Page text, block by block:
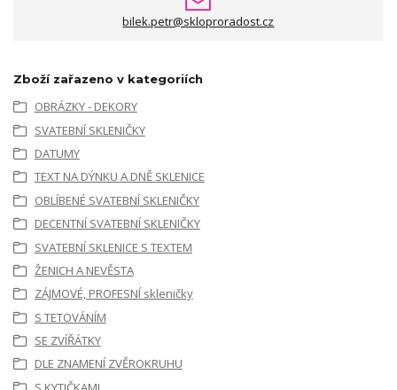
bilek.petr@skloproradost.cz
Zboží zařazeno v kategoriích
OBRÁZKY - DEKORY
SVATEBNÍ SKLENIČKY
DATUMY
TEXT NA DÝNKU A DNĚ SKLENICE
OBLÍBENÉ SVATEBNÍ SKLENIČKY
DECENTNÍ SVATEBNÍ SKLENIČKY
SVATEBNÍ SKLENICE S TEXTEM
ŽENICH A NEVĚSTA
ZÁJMOVÉ, PROFESNÍ skleničky
S TETOVÁNÍM
SE ZVÍŘÁTKY
DLE ZNAMENÍ ZVĚROKRUHU